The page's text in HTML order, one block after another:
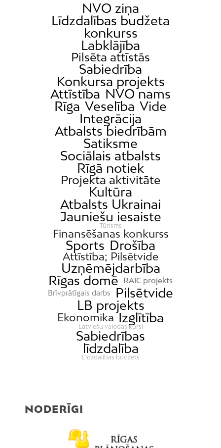
NVO ziņa
Līdzdalības budžeta
konkurss
Labklājība
Pilsēta attīstās
Sabiedrība
Konkursa projekts
Attīstība NVO nams
Rīga Veselība Vide
Integrācija
Atbalsts biedrībām
Satiksme
Sociālais atbalsts
Rīgā notiek
Projekta aktivitāte
Kultūra
Atbalsts Ukrainai
Jauniešu iesaiste
Tūrisms
Finansēšanas konkurss
Sports Drošība
Attīstība; Pilsētvide
Uzņēmējdarbība
Rīgas domē
RAIC projekts
Brīvprātīgais darbs
Pilsētvide
LB projekts
Ekonomika Izglītība
Latviešu valodas kursi
Sabiedrības
līdzdalība
Līdzdalības budžets
NODERĪGI